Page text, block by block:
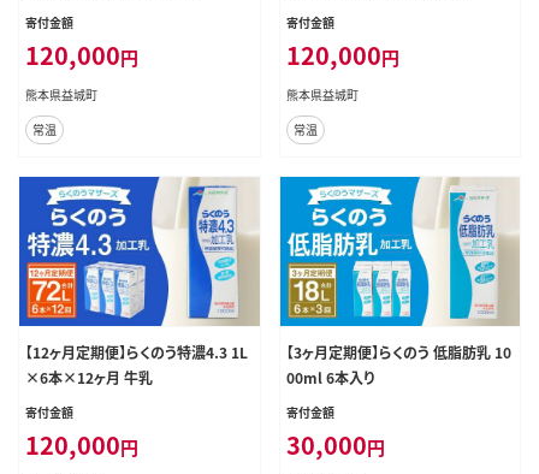
寄付金額
120,000円
熊本県益城町
常温
寄付金額
120,000円
熊本県益城町
常温
【12ヶ月定期便】らくのう特濃4.3 1L
×6本×12ヶ月 牛乳
寄付金額
120,000円
【3ヶ月定期便】らくのう 低脂肪乳 10
00ml 6本入り
寄付金額
30,000円